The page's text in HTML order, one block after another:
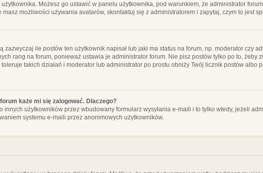
Możesz go ustawić w panelu użytkownika, pod warunkiem, że administrator forum
możliwości używania avatarów, skontaktuj się z administratorem i zapytaj, czym to jest
ile postów ten użytkownik napisał lub jaki ma status na forum, np. moderator czy
rang na forum, ponieważ ustawia je administrator forum. Nie pisz postów tylko po to, żeby
takich działań i moderator lub administrator po prostu obniży Twój licznik postów albo
każe mi się zalogować. Dlaczego?
użytkowników przez wbudowany formularz wysyłania e-maili i to tylko wtedy, jeżeli
systemu e-maili przez anonimowych użytkowników.